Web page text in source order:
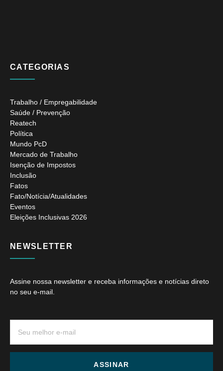
CATEGORIAS
Trabalho / Empregabilidade
Saúde / Prevenção
Reatech
Política
Mundo PcD
Mercado de Trabalho
Isenção de Impostos
Inclusão
Fatos
Fato/Notícia/Atualidades
Eventos
Eleições Inclusivas 2026
NEWSLETTER
Assine nossa newsletter e receba informações e notícias direto
no seu e-mail.
ASSINAR